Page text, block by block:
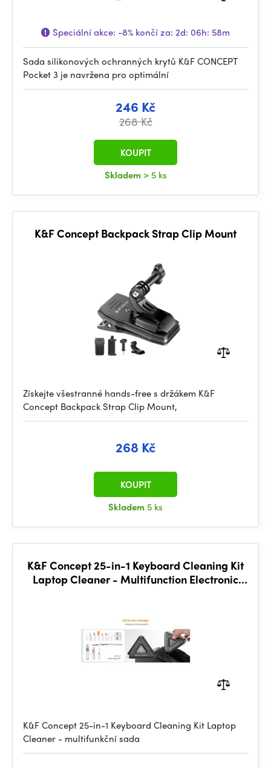
Speciální akce: -8% končí za: 2d: 06h: 58m
Sada silikonových ochranných krytů K&F CONCEPT
Pocket 3 je navržena pro optimální
246 Kč
268 Kč
Skladem > 5 ks
KOUPIT
K&F Concept Backpack Strap Clip Mount
Získejte všestranné hands-free s držákem K&F
Concept Backpack Strap Clip Mount,
268 Kč
Skladem 5 ks
KOUPIT
K&F Concept 25-in-1 Keyboard Cleaning Kit
Laptop Cleaner - Multifunction Electronic
K&F Concept 25-in-1 Keyboard Cleaning Kit Laptop
Cleaner - multifunkční sada